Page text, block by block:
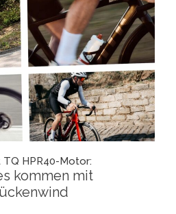
HPR40-Motor:
kommen mit